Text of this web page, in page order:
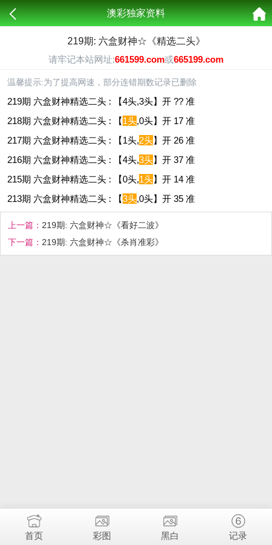
澳彩独家资料
219期: 六盒财神☆《精选二头》
请牢记本站网址:661599.com或665199.com
温馨提示:为了提高网速，部分连错期数记录已删除
219期 六盒财神精选二头 : 【4头,3头】开 ?? 准
218期 六盒财神精选二头 : 【1头,0头】开 17 准
217期 六盒财神精选二头 : 【1头,2头】开 26 准
216期 六盒财神精选二头 : 【4头,3头】开 37 准
215期 六盒财神精选二头 : 【0头,1头】开 14 准
213期 六盒财神精选二头 : 【3头,0头】开 35 准
上一篇： 219期: 六盒财神☆《看好二波》
下一篇： 219期: 六盒财神☆《杀肖准彩》
首页 彩图 黑白 记录